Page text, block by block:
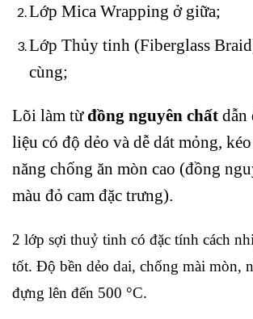
Lớp Mica Wrapping ở giữa;
Lớp Thủy tinh (Fiberglass
cùng;
Lõi làm từđồng nguyên chất dẫn
liệu có độ dẻo và dễ dát mỏng,
năng chống ăn mòn cao (đồng
màu đỏ cam đặc trưng).
2 lớp sợi thuỷ tinh có đặc tính cách
tốt. Độ bền dẻo dai, chống mài mòn,
đựng lên đến 500 °C.